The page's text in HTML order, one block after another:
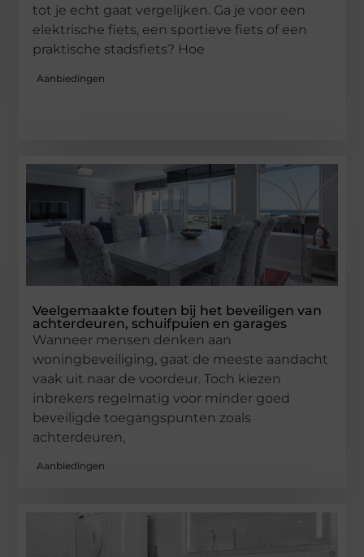
tot je echt gaat vergelijken. Ga je voor een
elektrische fiets, een sportieve fiets of een
praktische stadsfiets? Hoe
Aanbiedingen
Veelgemaakte fouten bij het beveiligen van
achterdeuren, schuifpuien en garages
Wanneer mensen denken aan
woningbeveiliging, gaat de meeste aandacht
vaak uit naar de voordeur. Toch kiezen
inbrekers regelmatig voor minder goed
beveiligde toegangspunten zoals
achterdeuren,
Aanbiedingen